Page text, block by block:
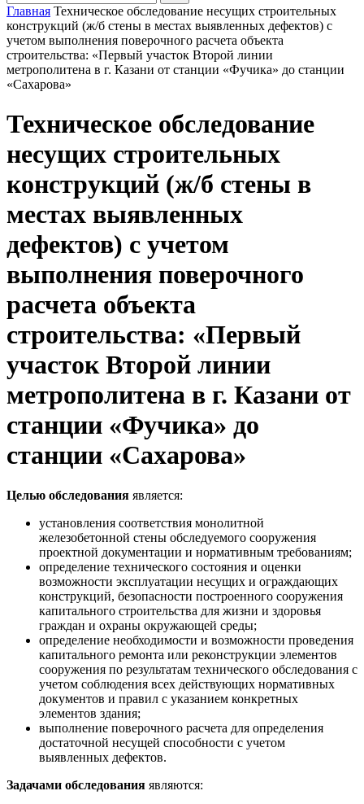
Главная Техническое обследование несущих строительных
конструкций (ж/б стены в местах выявленных дефектов) с
учетом выполнения поверочного расчета объекта
строительства: «Первый участок Второй линии
метрополитена в г. Казани от станции «Фучика» до станции
«Сахарова»
Техническое обследование
несущих строительных
конструкций (ж/б стены в
местах выявленных
дефектов) с учетом
выполнения поверочного
расчета объекта
строительства: «Первый
участок Второй линии
метрополитена в г. Казани от
станции «Фучика» до
станции «Сахарова»
Целью обследования является:
установления соответствия монолитной
железобетонной стены обследуемого сооружения
проектной документации и нормативным требованиям;
определение технического состояния и оценки
возможности эксплуатации несущих и ограждающих
конструкций, безопасности построенного сооружения
капитального строительства для жизни и здоровья
граждан и охраны окружающей среды;
определение необходимости и возможности проведения
капитального ремонта или реконструкции элементов
сооружения по результатам технического обследования с
учетом соблюдения всех действующих нормативных
документов и правил с указанием конкретных
элементов здания;
выполнение поверочного расчета для определения
достаточной несущей способности с учетом
выявленных дефектов.
Задачами обследования являются: